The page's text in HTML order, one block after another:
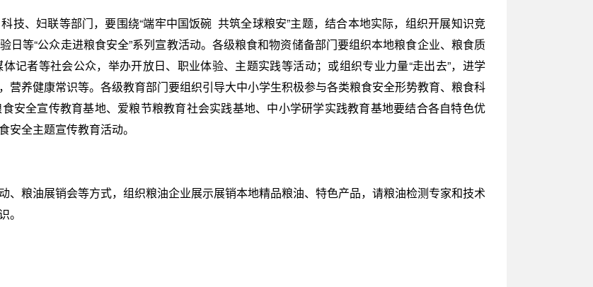
技、妇联等部门，要围绕“端牢中国饭碗 共筑全球粮安”主题，结合本地实际，组织开展知识竞
日等“公众走进粮食安全”系列宣教活动。各级粮食和物资储备部门要组织本地粮食企业、粮食质
记者等社会公众，举办开放日、职业体验、主题实践等活动；或组织专业力量“走出去”，进学
营养健康常识等。各级教育部门要组织引导大中小学生积极参与各类粮食安全形势教育、粮食科
安全宣传教育基地、爱粮节粮教育社会实践基地、中小学研学实践教育基地要结合各自特色优
全主题宣传教育活动。
、粮油展销会等方式，组织粮油企业展示展销本地精品粮油、特色产品，请粮油检测专家和技术
。